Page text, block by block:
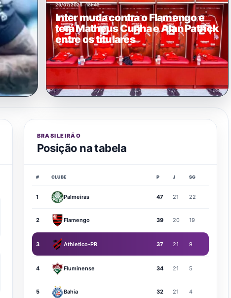
29/07/2026 · 18h42
Inter muda contra o Flamengo e
terá Matheus Cunha e Alan Patrick
entre os titulares
BRASILEIRÃO
Posição na tabela
# CLUBE P J SG
1 Palmeiras 47 21 22
2 Flamengo 39 20 19
3 Athletico-PR 37 21 9
4 Fluminense 34 21 5
5 Bahia 32 21 4